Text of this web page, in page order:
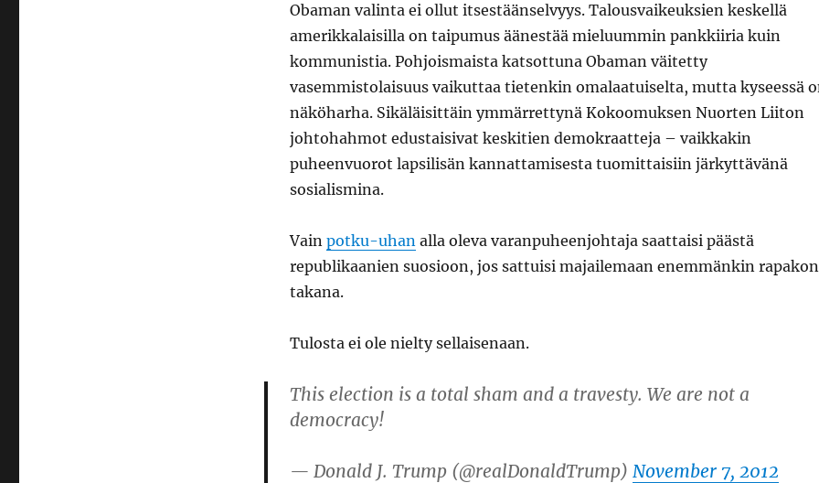
Obaman valinta ei ollut itsestäänselvyys. Talousvaikeuksien keskellä
amerikkalaisilla on taipumus äänestää mieluummin pankkiiria kuin
kommunistia. Pohjoismaista katsottuna Obaman väitetty
vasemmistolaisuus vaikuttaa tietenkin omalaatuiselta, mutta kyseessä
näköharha. Sikäläisittäin ymmärrettynä Kokoomuksen Nuorten Liiton
johtohahmot edustaisivat keskitien demokraatteja – vaikkakin
puheenvuorot lapsilisän kannattamisesta tuomittaisiin järkyttävänä
sosialismina.
Vain potku-uhanalla oleva varanpuheenjohtaja saattaisi päästä
republikaanien suosioon, jos sattuisi majailemaan enemmänkin rapakon
takana.
Tulosta ei ole nielty sellaisenaan.
This election is a total sham and a travesty. We are not a
democracy!
— Donald J. Trump (@realDonaldTrump) November 7, 2012